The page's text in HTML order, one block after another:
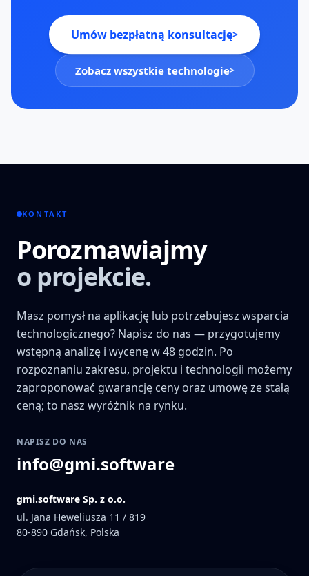
Umów bezpłatną konsultację>
Zobacz wszystkie technologie>
KONTAKT
Porozmawiajmy
o projekcie.
Masz pomysł na aplikację lub potrzebujesz wsparcia
technologicznego? Napisz do nas — przygotujemy
wstępną analizę i wycenę w 48 godzin. Po
rozpoznaniu zakresu, projektu i technologii możemy
zaproponować gwarancję ceny oraz umowę ze stałą
ceną; to nasz wyróżnik na rynku.
NAPISZ DO NAS
info@gmi.software
gmi.software Sp. z o.o.
ul. Jana Heweliusza 11 / 819
80-890 Gdańsk, Polska